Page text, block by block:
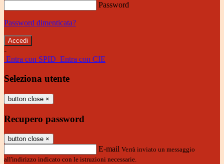
Password
Password dimenticata?
-
Entra con SPID Entra con CIE
Seleziona utente
button close ×
Recupero password
button close ×
E-mail Verrà inviato un messaggio
all'indirizzo indicato con le istruzioni necessarie.